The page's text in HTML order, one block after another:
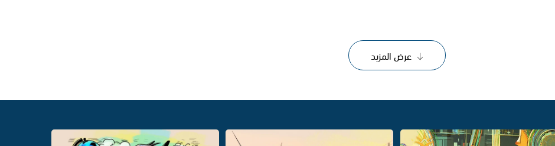
عرض المزيد